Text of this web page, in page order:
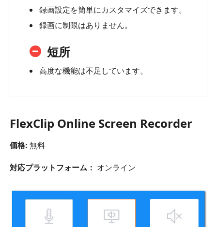
録画設定を簡単にカスタマイズできます。
録画に制限はありません。
短所
高度な機能は不足しています。
FlexClip Online Screen Recorder
価格: 無料
対応プラットフォーム： オンライン